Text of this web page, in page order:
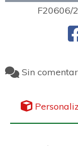
F20606/2
Sin